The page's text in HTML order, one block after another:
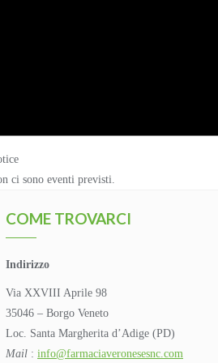
ci sono eventi previsti.
COME TROVARCI
Indirizzo
Via XXVIII Aprile 98
35046 – Borgo Veneto
Loc. Santa Margherita d’Adige (PD)
Mail : info@farmaciaveronesesnc.com